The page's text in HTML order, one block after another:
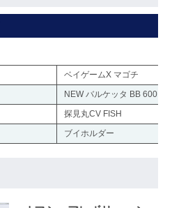
ベイゲームX マゴチ
NEW バルケッタ BB 600HG
探見丸CV FISH
ブイホルダー